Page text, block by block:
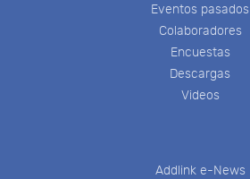
Eventos pasados
Colaboradores
Encuestas
Descargas
Videos
Addlink e-News